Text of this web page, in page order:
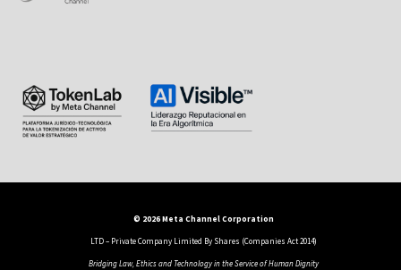
© 2026 Meta Channel Corporation
LTD – Private Company Limited By Shares (Companies Act 2014)
Bridging Law, Ethics and Technology in the Service of Human Dignity